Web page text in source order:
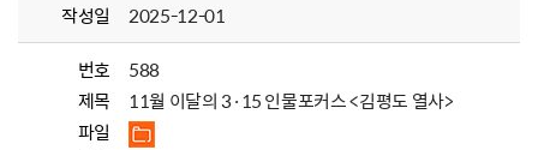
작성일
2025-12-01
번호
588
제목
11월 이달의 3·15 인물포커스 <김평도 열사>
파일